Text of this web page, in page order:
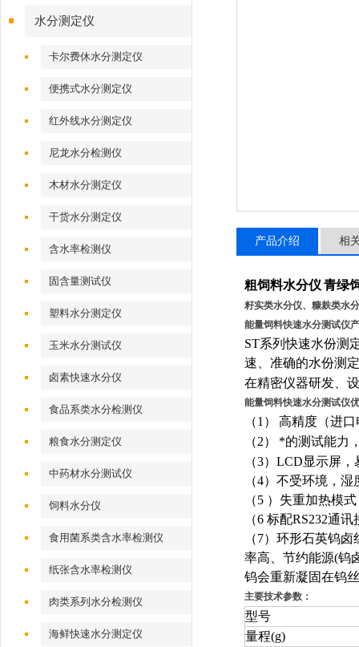
水分测定仪
卡尔费休水分测定仪
便携式水分测定仪
红外线水分测定仪
尼龙水分检测仪
木材水分测定仪
干货水分测定仪
含水率检测仪
固含量测试仪
塑料水分测定仪
玉米水分测试仪
卤素快速水分仪
食品系类水分检测仪
粮食水分测定仪
中药材水分测试仪
饲料水分仪
食用菌系类含水率检测仪
纸张含水率检测仪
肉类系列水分检测仪
海鲜快速水分测定仪
产品介绍 相
粗饲料水分仪 青绿
籽实类水分仪、糠麸类水
能量饲料快速水分测试仪
ST系列快速水份测
速、准确的水份测
在精密仪器研发、
能量饲料快速水分测试仪
（1 ）
高精度（进
（2）
*的测试能力
（3） LCD显示屏，
（4）不受环境，湿
（5 ）失重加热模
（6 标配RS232通讯
（7）环形石英钨卤
率高、节约能源(钨
钨会重新凝固在钨
主要技术参数：
型号
量程(g)